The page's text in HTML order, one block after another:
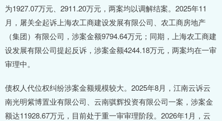
为1927.07万元、2911.20万元，两案均以调解结案。2025年11
月，屠关全起诉上海农工商建设发展有限公司、农工商房地产
（集团）有限公司，涉案金额9794.64万元；同期，上海农工商建
设发展有限公司提起反诉，涉案金额4244.18万元，两案均在一审
审理中。
债权人代位权纠纷涉案金额规模较大。2025年8月，江南云诉云
南光明紫博置业有限公司、云南骐辉投资有限公司一案，涉案金
额达11928.67万元，目前处于重一审审理阶段。2026年1月，云